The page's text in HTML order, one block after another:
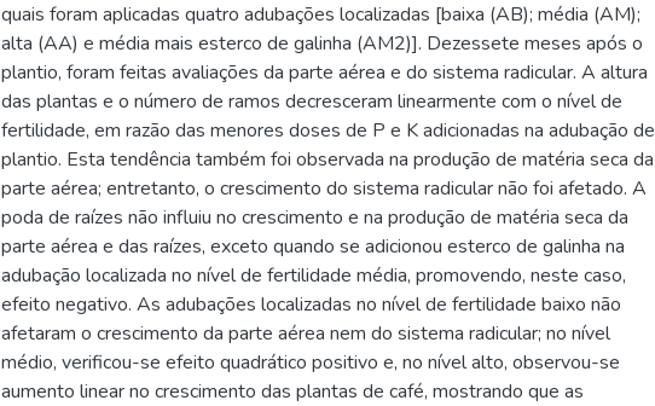
quais foram aplicadas quatro adubações localizadas [baixa (AB); média (AM);
alta (AA) e média mais esterco de galinha (AM2)]. Dezessete meses após o
plantio, foram feitas avaliações da parte aérea e do sistema radicular. A altura
das plantas e o número de ramos decresceram linearmente com o nível de
fertilidade, em razão das menores doses de P e K adicionadas na adubação de
plantio. Esta tendência também foi observada na produção de matéria seca da
parte aérea; entretanto, o crescimento do sistema radicular não foi afetado. A
poda de raízes não influiu no crescimento e na produção de matéria seca da
parte aérea e das raízes, exceto quando se adicionou esterco de galinha na
adubação localizada no nível de fertilidade média, promovendo, neste caso,
efeito negativo. As adubações localizadas no nível de fertilidade baixo não
afetaram o crescimento da parte aérea nem do sistema radicular; no nível
médio, verificou-se efeito quadrático positivo e, no nível alto, observou-se
aumento linear no crescimento das plantas de café, mostrando que as